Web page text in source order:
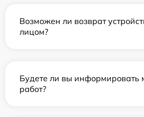
Возможен ли возврат
лицом?
Будете ли вы информировать
работ?